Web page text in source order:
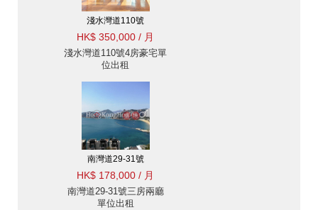
淺水灣道110號
HK$ 350,000 / 月
淺水灣道110號4房豪宅單
位出租
南灣道29-31號
HK$ 178,000 / 月
南灣道29-31號三房兩廳
單位出租